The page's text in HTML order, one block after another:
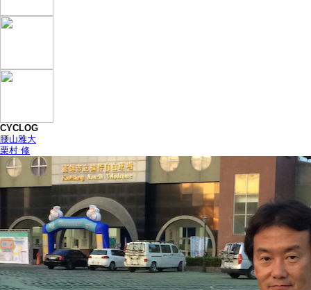
CYCLOG
腰山雅大
栗村 修